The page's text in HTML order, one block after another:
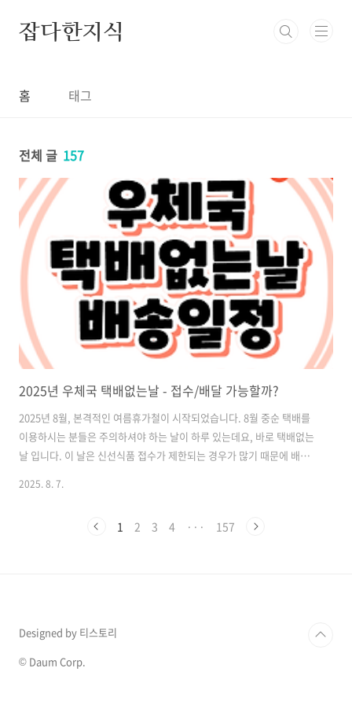
잡다한지식
홈 태그
전체 글 157
2025년 우체국 택배없는날 - 접수/배달 가능할까?
2025년 8월, 본격적인 여름휴가철이 시작되었습니다. 8월 중순 택배를
이용하시는 분들은 주의하셔야 하는 날이 하루 있는데요, 바로 택배없는
날 입니다. 이 날은 신선식품 접수가 제한되는 경우가 많기 때문에 배송
노동부, 한국통합물류협회, CJ대한통운, 롯데택배, 한진, 로젠, 경동택
2025. 8. 7.
1 2 3 4 ··· 157
Designed by 티스토리
© Daum Corp.